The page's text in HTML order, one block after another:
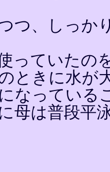
つ、しっか
っていたの
ときに水が
なっている
母は普段平